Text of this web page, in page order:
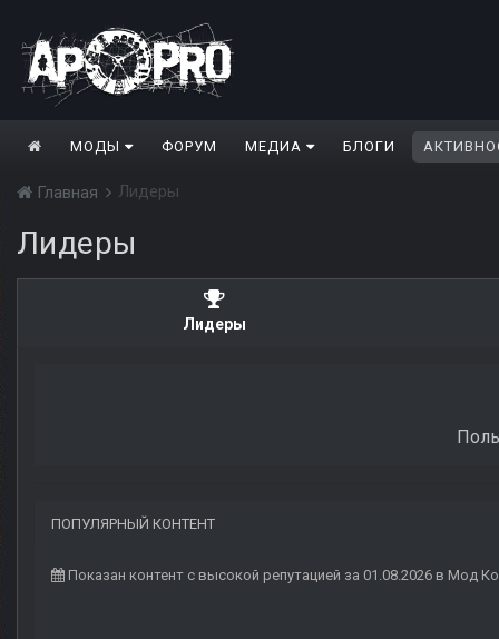
МОДЫ ФОРУМ МЕДИА БЛОГИ
Главная Лидеры
Лидеры
Лидеры
ПОПУЛЯРНЫЙ КОНТЕНТ
Показан контент с высокой репутацией за 01.08.2026 в Мод